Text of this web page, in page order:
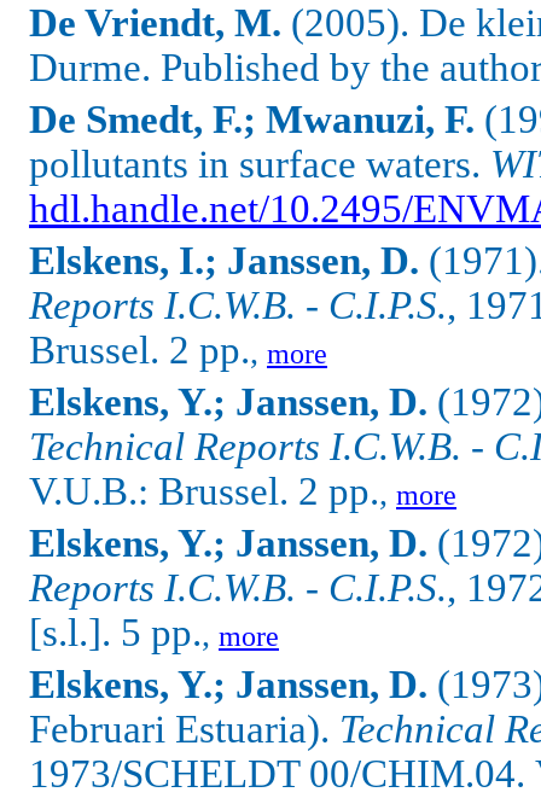
De Vriendt, M. (2005). De
Durme. Published by the
De Smedt, F.; Mwanuzi, F.
pollutants in surface waters.
hdl.handle.net/10.2495/
Elskens, I.; Janssen, D.
Reports I.C.W.B. - C.I.P.S.,
Brussel. 2 pp., more
Elskens, Y.; Janssen, D.
Technical Reports I.C.W.B. -
V.U.B.: Brussel. 2 pp., more
Elskens, Y.; Janssen, D.
Reports I.C.W.B. - C.I.P.S.,
[s.l.]. 5 pp., more
Elskens, Y.; Janssen, D.
Februari Estuaria). Technical
1973/SCHELDT 00/CHIM.04.